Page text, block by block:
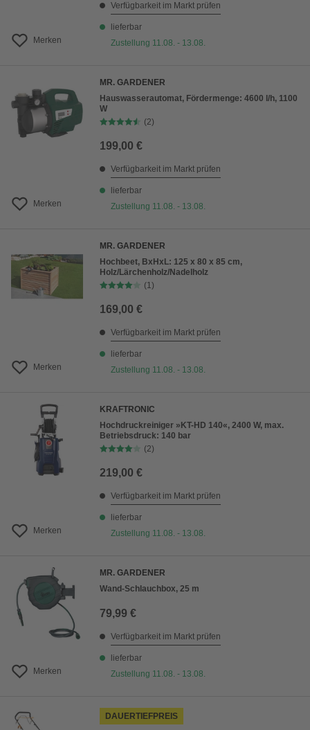
Merken
Verfügbarkeit im Markt prüfen
lieferbar
Zustellung 11.08. - 13.08.
Merken
MR. GARDENER
Hauswasserautomat, Fördermenge: 4600 l/h, 1100
W
(2)
199,00 €
Verfügbarkeit im Markt prüfen
lieferbar
Zustellung 11.08. - 13.08.
Merken
MR. GARDENER
Hochbeet, BxHxL: 125 x 80 x 85 cm,
Holz/Lärchenholz/Nadelholz
(1)
169,00 €
Verfügbarkeit im Markt prüfen
lieferbar
Zustellung 11.08. - 13.08.
Merken
KRAFTRONIC
Hochdruckreiniger »KT-HD 140«, 2400 W, max.
Betriebsdruck: 140 bar
(2)
219,00 €
Verfügbarkeit im Markt prüfen
lieferbar
Zustellung 11.08. - 13.08.
Merken
MR. GARDENER
Wand-Schlauchbox, 25 m
79,99 €
Verfügbarkeit im Markt prüfen
lieferbar
Zustellung 11.08. - 13.08.
DAUERTIEFPREIS